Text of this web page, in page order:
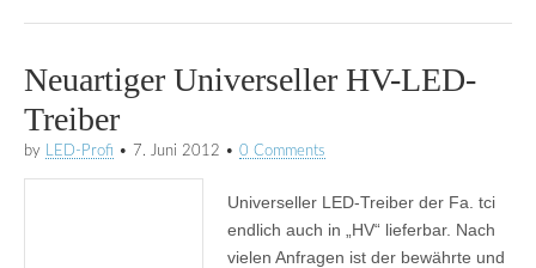
Neuartiger Universeller HV-LED-
Treiber
by LED-Profi • 7. Juni 2012 • 0 Comments
Universeller LED-Treiber der Fa. tci
endlich auch in „HV“ lieferbar. Nach
vielen Anfragen ist der bewährte und